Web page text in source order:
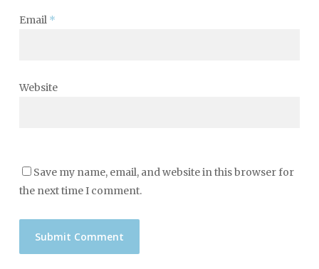
Email *
Website
Save my name, email, and website in this browser for
the next time I comment.